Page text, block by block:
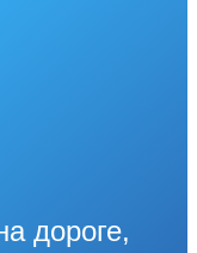
дороге,